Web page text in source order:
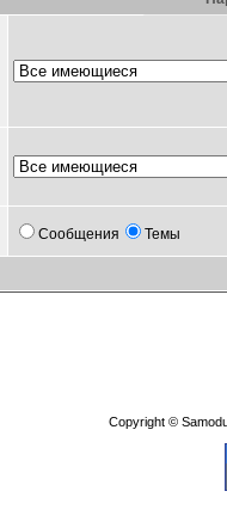
Сообщения Темы
Copyright ©